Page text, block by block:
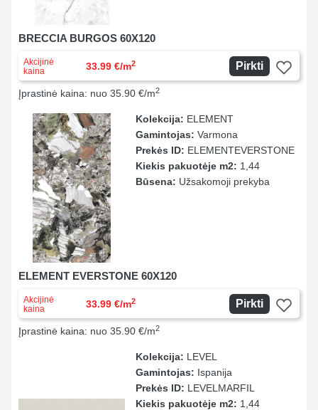
BRECCIA BURGOS 60X120
Akcijinė
kaina
33.99 €/m2 Pirkti
Įprastinė kaina: nuo 35.90 €/m2
Kolekcija: ELEMENT
Gamintojas: Varmona
Prekės ID: ELEMENTEVERSTONE
Kiekis pakuotėje m2: 1,44
Būsena: Užsakomoji prekyba
ELEMENT EVERSTONE 60X120
Akcijinė
kaina
33.99 €/m2 Pirkti
Įprastinė kaina: nuo 35.90 €/m2
Kolekcija: LEVEL
Gamintojas: Ispanija
Prekės ID: LEVELMARFIL
Kiekis pakuotėje m2: 1,44